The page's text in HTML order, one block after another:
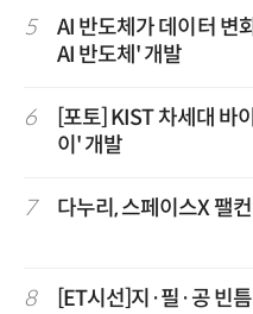
5
AI 반도체가 데이터 변
AI 반도체' 개발
6
[포토] KIST 차세대 바
이' 개발
7 다누리, 스페이스X 팰
8 [ET시선]지·필·공 빈